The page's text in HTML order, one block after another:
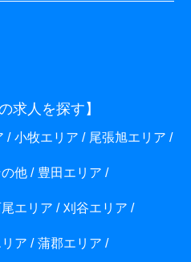
求人を探す】
小牧エリア 尾張旭エリア
他 豊田エリア
エリア 刈谷エリア
ア 蒲郡エリア